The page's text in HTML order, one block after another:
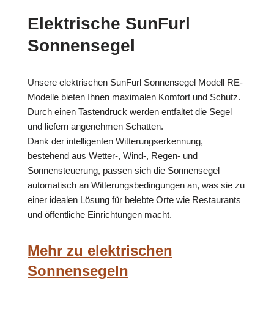
Elektrische SunFurl
Sonnensegel
Unsere elektrischen SunFurl Sonnensegel Modell RE-
Modelle bieten Ihnen maximalen Komfort und Schutz.
Durch einen Tastendruck werden entfaltet die Segel
und liefern angenehmen Schatten.
Dank der intelligenten Witterungserkennung,
bestehend aus Wetter-, Wind-, Regen- und
Sonnensteuerung, passen sich die Sonnensegel
automatisch an Witterungsbedingungen an, was sie zu
einer idealen Lösung für belebte Orte wie Restaurants
und öffentliche Einrichtungen macht.
Mehr zu elektrischen
Sonnensegeln